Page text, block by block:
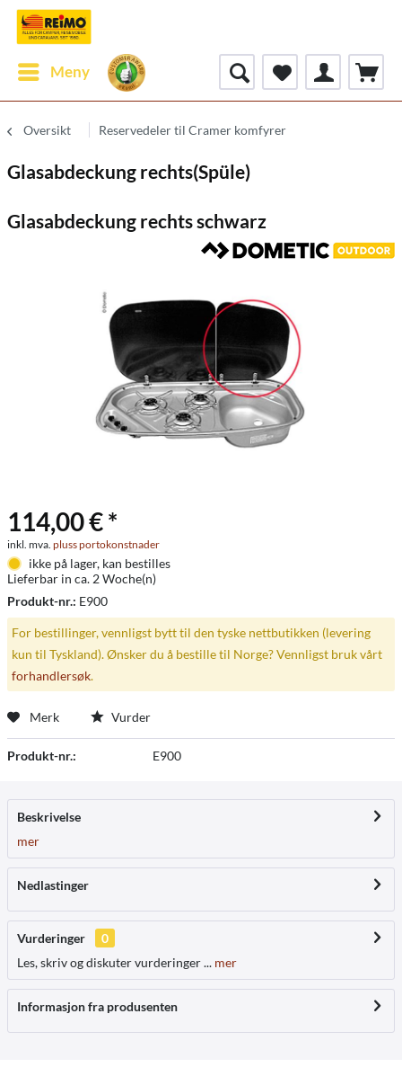
Meny
Oversikt Reservedeler til Cramer komfyrer
Glasabdeckung rechts(Spüle)
Glasabdeckung rechts schwarz
114,00 € *
inkl. mva. pluss portokonstnader
ikke på lager, kan bestilles
Lieferbar in ca. 2 Woche(n)
Produkt-nr.: E900
For bestillinger, vennligst bytt til den tyske nettbutikken (levering
kun til Tyskland). Ønsker du å bestille til Norge? Vennligst bruk vårt
forhandlersøk.
Merk Vurder
Produkt-nr.: E900
Beskrivelse
mer
Nedlastinger
Vurderinger
0
Les, skriv og diskuter vurderinger ... mer
Informasjon fra produsenten